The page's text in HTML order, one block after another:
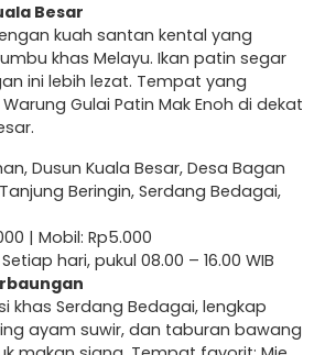
Besar
kuah santan kental yang
khas Melayu. Ikan patin segar
ini lebih lezat. Tempat yang
Gulai Patin Mak Enoh di dekat
Dusun Kuala Besar, Desa Bagan
Beringin, Serdang Bedagai,
| Mobil: Rp5.000
Setiap hari, pukul 08.00 – 16.00 WIB
khas Serdang Bedagai, lengkap
ayam suwir, dan taburan bawang